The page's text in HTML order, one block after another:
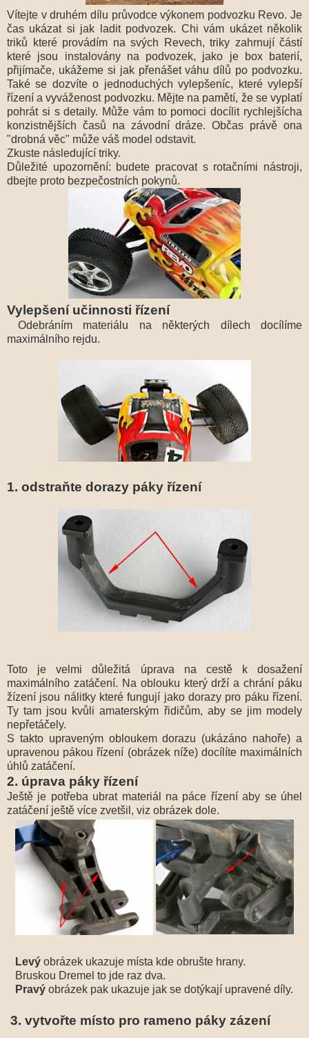
Vítejte v druhém dílu průvodce výkonem podvozku Revo. Je
čas ukázat si jak ladit podvozek. Chi vám ukázet několik
triků které provádím na svých Revech, triky zahrnují částí
které jsou instalovány na podvozek, jako je box baterií,
přijímače, ukážeme si jak přenášet váhu dílů po podvozku.
Také se dozvíte o jednoduchých vylepšeníc, které vylepší
řízení a vyváženost podvozku. Mějte na pamětí, že se vyplatí
pohrát si s detaily. Může vám to pomoci docílit rychlejšícha
konzistnějších časů na závodní dráze. Občas právě ona
"drobná věc" může váš model odstavit.
Zkuste následující triky.
Důležité upozornění: budete pracovat s rotačními nástroji,
dbejte proto bezpečostních pokynů.
Vylepšení učinnosti řízení
Odebráním materiálu na některých dílech docílíme
maximálního rejdu.
1. odstraňte dorazy páky řízení
Toto je velmi důležitá úprava na cestě k dosažení
maximálního zatáčení. Na oblouku který drží a chrání páku
žízení jsou nálitky které fungují jako dorazy pro páku řízení.
Ty tam jsou kvůli amaterským řidičům, aby se jim modely
nepřetáčely.
S takto upraveným obloukem dorazu (ukázáno nahoře) a
upravenou pákou řízení (obrázek níže) docílíte maximálních
úhlů zatáčení.
2. úprava páky řízení
Ještě je potřeba ubrat materiál na páce řízení aby se úhel
zatáčení ještě více zvetšil, viz obrázek dole.
Levý obrázek ukazuje místa kde obrušte hrany.
Bruskou Dremel to jde raz dva.
Pravý obrázek pak ukazuje jak se dotýkají upravené díly.
3. vytvořte místo pro rameno páky zázení